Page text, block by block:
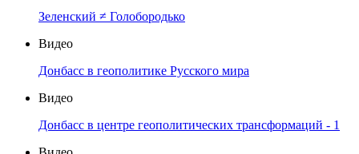
Зеленский ≠ Голобородько
Видео
Донбасс в геополитике Русского мира
Видео
Донбасс в центре геополитических трансформаций - 1